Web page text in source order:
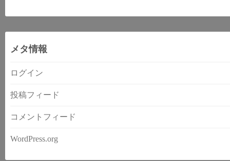
メタ情報
ログイン
投稿フィード
コメントフィード
WordPress.org